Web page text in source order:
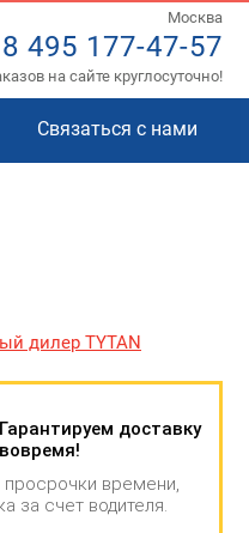
Москва
8 495 177-47-57
на сайте круглосуточно!
Связаться с нами
Гарантируем доставку
вовремя!
просрочки времени,
за счет водителя.